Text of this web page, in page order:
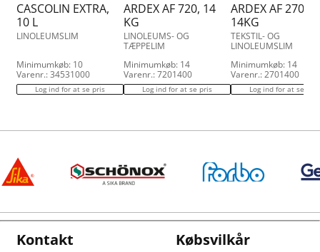
CASCOLIN EXTRA,
10 L
LINOLEUMSLIM
Minimumkøb: 10
Varenr.: 34531000
Log ind for at se pris
ARDEX AF 720, 14
KG
LINOLEUMS- OG
TÆPPELIM
Minimumkøb: 14
Varenr.: 7201400
Log ind for at se pris
ARDEX AF 270,
14KG
TEKSTIL- OG
LINOLEUMSLIM
Minimumkøb: 14
Varenr.: 2701400
Log ind for at se pris
Kontakt Købsvilkår